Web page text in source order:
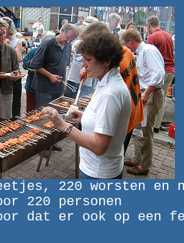
220 worsten en
220 personen
dat er ook op een